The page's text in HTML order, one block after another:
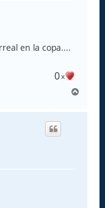
en la copa....
0x
r